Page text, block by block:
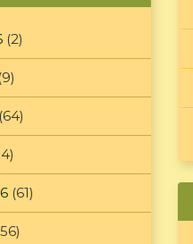
(2)
(9)
(64)
(61)